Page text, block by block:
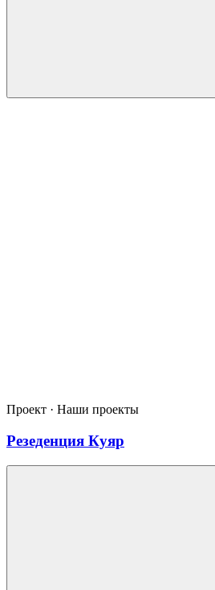
Проект · Наши проекты
Резеденция Куяр